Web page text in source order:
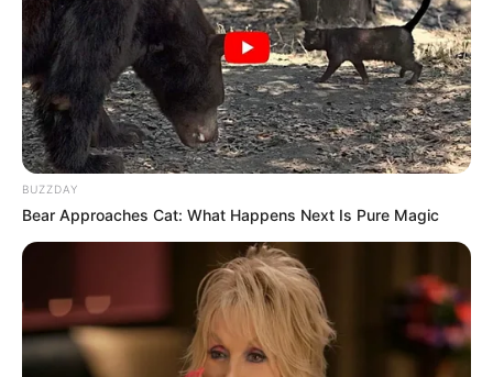
BUZZDAY
Bear Approaches Cat: What Happens Next Is Pure Magic